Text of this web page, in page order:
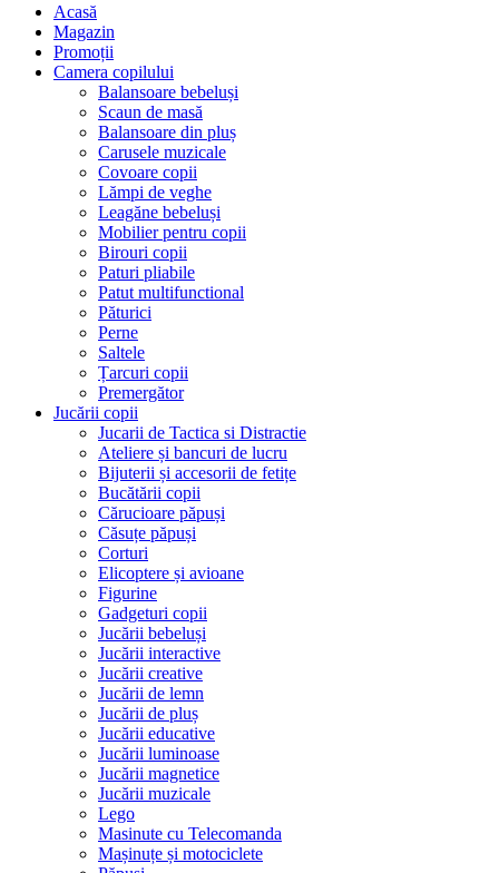
Acasă
Magazin
Promoții
Camera copilului
Balansoare bebeluși
Scaun de masă
Balansoare din pluș
Carusele muzicale
Covoare copii
Lămpi de veghe
Leagăne bebeluși
Mobilier pentru copii
Birouri copii
Paturi pliabile
Patut multifunctional
Păturici
Perne
Saltele
Țarcuri copii
Premergător
Jucării copii
Jucarii de Tactica si Distractie
Ateliere și bancuri de lucru
Bijuterii și accesorii de fetițe
Bucătării copii
Cărucioare păpuși
Căsuțe păpuși
Corturi
Elicoptere și avioane
Figurine
Gadgeturi copii
Jucării bebeluși
Jucării interactive
Jucării creative
Jucării de lemn
Jucării de pluș
Jucării educative
Jucării luminoase
Jucării magnetice
Jucării muzicale
Lego
Masinute cu Telecomanda
Mașinuțe și motociclete